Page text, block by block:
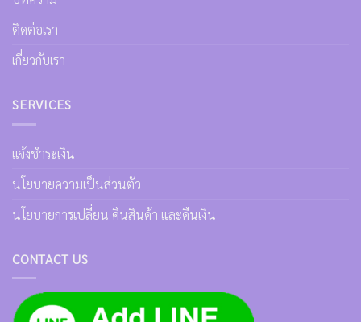
ติดต่อเรา
เกี่ยวกับเรา
SERVICES
เเจ้งชำระเงิน
นโยบายความเป็นส่วนตัว
นโยบายการเปลี่ยน คืนสินค้า และคืนเงิน
CONTACT US